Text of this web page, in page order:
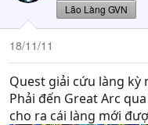
Lão Làng GVN
18/11/11
Quest giải cứu làng kỳ
Phải đến Great Arc
cho ra cái làng mới